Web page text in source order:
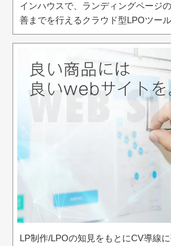
インハウスで、ランディングページ
善までを行えるクラウド型LPOツール
LP制作/LPOの知見をもとにCV導線